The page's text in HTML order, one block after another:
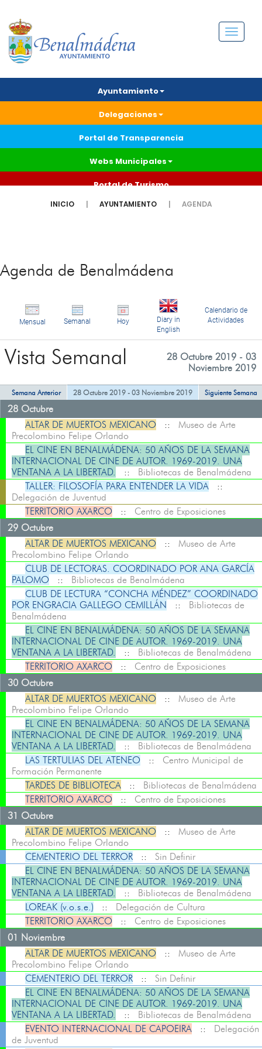
Menú
Ayuntamiento
Delegaciones
Portal de Transparencia
Webs Municipales
Portal de Turismo
INICIO AYUNTAMIENTO AGENDA
Agenda de Benalmádena
Mensual Semanal Hoy
Diary in
English
Calendario de
Actividades
Vista Semanal
28 Octubre 2019 - 03
Noviembre 2019
Semana Anterior 28 Octubre 2019 - 03 Noviembre 2019 Siguiente Semana
28 Octubre
ALTAR DE MUERTOS MEXICANO :: Museo de Arte
Precolombino Felipe Orlando
EL CINE EN BENALMÁDENA: 50 AÑOS DE LA SEMANA
INTERNACIONAL DE CINE DE AUTOR. 1969-2019. UNA
VENTANA A LA LIBERTAD.
:: Bibliotecas de Benalmádena
TALLER: FILOSOFÍA PARA ENTENDER LA VIDA ::
Delegación de Juventud
TERRITORIO AXARCO :: Centro de Exposiciones
29 Octubre
ALTAR DE MUERTOS MEXICANO :: Museo de Arte
Precolombino Felipe Orlando
CLUB DE LECTORAS. COORDINADO POR ANA GARCÍA
PALOMO :: Bibliotecas de Benalmádena
CLUB DE LECTURA “CONCHA MÉNDEZ” COORDINADO
POR ENGRACIA GALLEGO CEMILLÁN :: Bibliotecas de
Benalmádena
EL CINE EN BENALMÁDENA: 50 AÑOS DE LA SEMANA
INTERNACIONAL DE CINE DE AUTOR. 1969-2019. UNA
VENTANA A LA LIBERTAD.
:: Bibliotecas de Benalmádena
TERRITORIO AXARCO :: Centro de Exposiciones
30 Octubre
ALTAR DE MUERTOS MEXICANO :: Museo de Arte
Precolombino Felipe Orlando
EL CINE EN BENALMÁDENA: 50 AÑOS DE LA SEMANA
INTERNACIONAL DE CINE DE AUTOR. 1969-2019. UNA
VENTANA A LA LIBERTAD.
:: Bibliotecas de Benalmádena
LAS TERTULIAS DEL ATENEO :: Centro Municipal de
Formación Permanente
TARDES DE BIBLIOTECA :: Bibliotecas de Benalmádena
TERRITORIO AXARCO :: Centro de Exposiciones
31 Octubre
ALTAR DE MUERTOS MEXICANO :: Museo de Arte
Precolombino Felipe Orlando
CEMENTERIO DEL TERROR:: Sin Definir
EL CINE EN BENALMÁDENA: 50 AÑOS DE LA SEMANA
INTERNACIONAL DE CINE DE AUTOR. 1969-2019. UNA
VENTANA A LA LIBERTAD.
:: Bibliotecas de Benalmádena
LOREAK (v.o.s.e.) :: Delegación de Cultura
TERRITORIO AXARCO :: Centro de Exposiciones
01 Noviembre
ALTAR DE MUERTOS MEXICANO :: Museo de Arte
Precolombino Felipe Orlando
CEMENTERIO DEL TERROR:: Sin Definir
EL CINE EN BENALMÁDENA: 50 AÑOS DE LA SEMANA
INTERNACIONAL DE CINE DE AUTOR. 1969-2019. UNA
VENTANA A LA LIBERTAD.
:: Bibliotecas de Benalmádena
EVENTO INTERNACIONAL DE CAPOEIRA :: Delegación
de Juventud